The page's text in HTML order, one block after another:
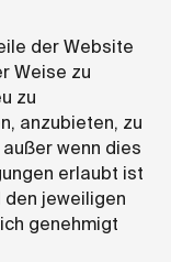
der Website
Weise zu
zu
anzubieten, zu
wenn dies
erlaubt ist
jeweiligen
genehmigt